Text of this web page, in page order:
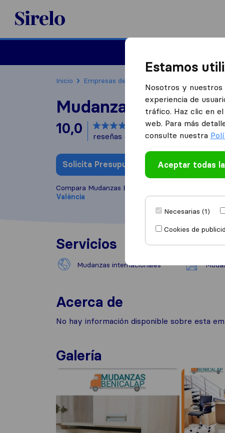
Sirelo.es
Inicio Empresas de mudanzas
Mudanzas Benicalap
10,0 basado en4
reseñas de Sirelo y Google
i
Solicita Presupuestos Escribe
Compara Mudanzas Benicalap con otras
València
Servicios
Mudanzas internacionales
Acerca de
No hay información disponible sobre esta
Galería
Estamos
Nosotros y nuestros
experiencia de
tráfico. Haz clic en
web. Para más
consulte nuestra
Aceptar todas
Necesarias (1)
Cookies de